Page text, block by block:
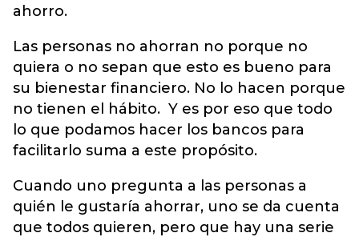
ahorro.
Las personas no ahorran no porque no
quiera o no sepan que esto es bueno para
su bienestar financiero. No lo hacen porque
no tienen el hábito. Y es por eso que todo
lo que podamos hacer los bancos para
facilitarlo suma a este propósito.
Cuando uno pregunta a las personas a
quién le gustaría ahorrar, uno se da cuenta
que todos quieren, pero que hay una serie